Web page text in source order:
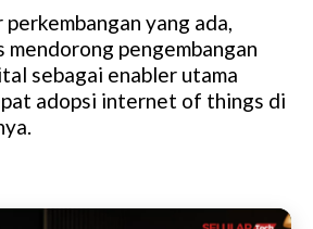
yang ada,
pengembangan
sebagai enabler utama
adopsi internet of things di